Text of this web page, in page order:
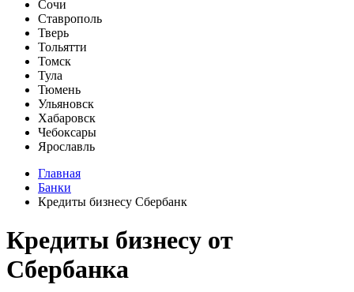
Сочи
Ставрополь
Тверь
Тольятти
Томск
Тула
Тюмень
Ульяновск
Хабаровск
Чебоксары
Ярославль
Главная
Банки
Кредиты бизнесу Сбербанк
Кредиты бизнесу от
Сбербанка